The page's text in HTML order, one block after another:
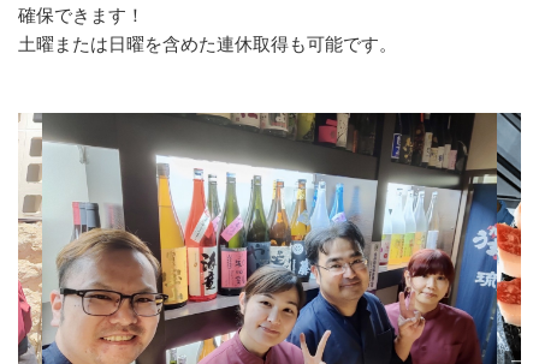
確保できます！
土曜または日曜を含めた連休取得も可能です。